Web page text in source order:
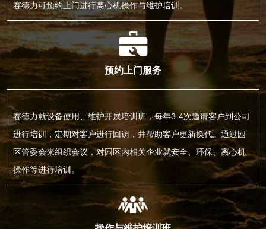
赛德力可预约上门进行离心机操作与维护培训。
预约上门服务
赛德力就设备使用、维护开展培训班，每年3-4次邀请客户到公司
进行培训，定期对客户进行回访，并帮助客户更新换代。通过园
区管委会来组织会议，对园区内相关企业就安全、环保、离心机
操作等进行培训。